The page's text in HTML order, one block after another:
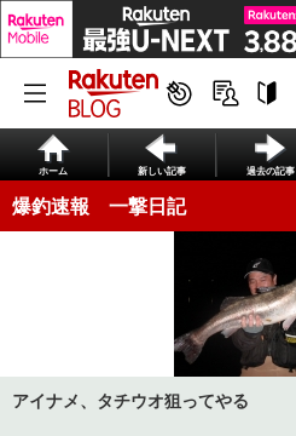
ホーム 新しい記事 過去の記事
爆釣速報 一撃日記
アイナメ、タチウオ狙ってやる